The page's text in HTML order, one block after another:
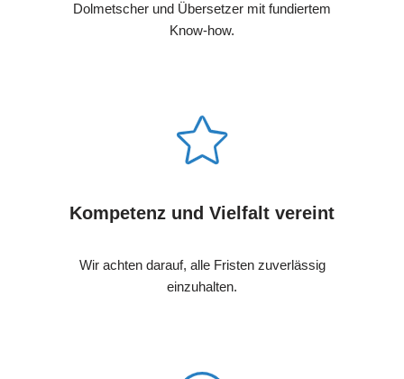
Dolmetscher und Übersetzer mit fundiertem
Know-how.
Kompetenz und Vielfalt vereint
Wir achten darauf, alle Fristen zuverlässig
einzuhalten.